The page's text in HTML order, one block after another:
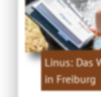
Linus: Das
in Freiburg